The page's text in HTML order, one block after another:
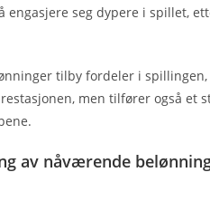
engasjere seg dypere i spillet,
tilby fordeler i
men tilfører også et
av nåværende